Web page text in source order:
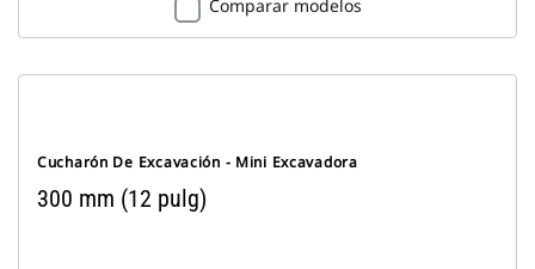
Comparar modelos
Cucharón De Excavación - Mini Excavadora
300 mm (12 pulg)